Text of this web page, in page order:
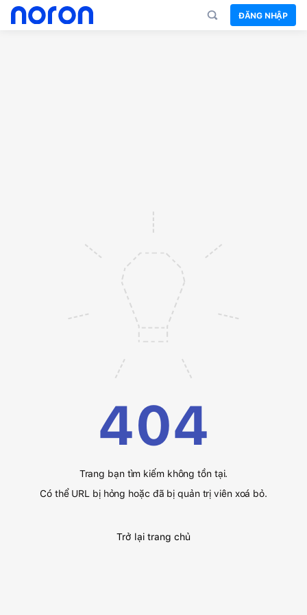
ĐĂNG NHẬP
404
Trang bạn tìm kiếm không tồn tại.
Có thể URL bị hỏng hoặc đã bị quản trị viên xoá bỏ.
Trở lại trang chủ